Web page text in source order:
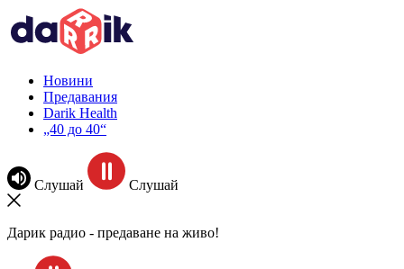
Новини
Предавания
Darik Health
„40 до 40“
Слушай Слушай
Дарик радио - предаване на живо!